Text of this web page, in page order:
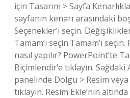
için Tasarım > Sayfa
sayfanın kenarı arasındaki
Seçenekler’i seçin.
Tamam’ı seçin.Tamam’ı
nasıl yapılır? PowerPoint’te
Biçimlendir’e tıklayın.
panelinde Dolgu > Resim
tıklayın. Resim Ekle’nin